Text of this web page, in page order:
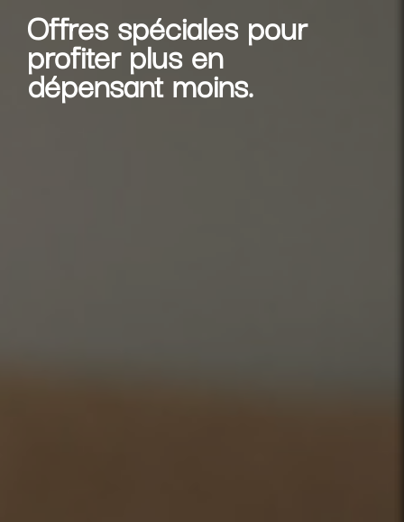
Offres spéciales pour
profiter plus en
dépensant moins.